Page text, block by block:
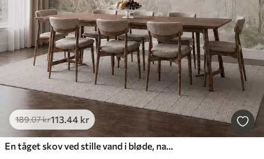
189.07kr113.44 kr
En tåget skov ved stille vand i bløde, naturlige pastelfarver